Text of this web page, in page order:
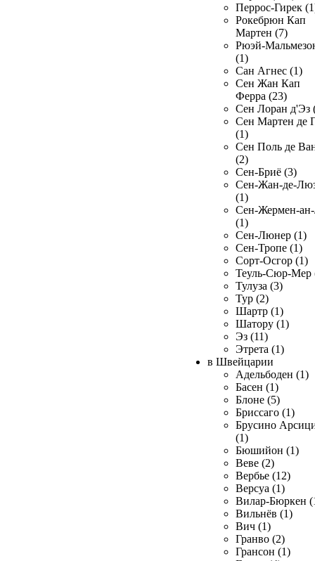
Перрос-Гирек
Рокебрюн Кап
Мартен (7)
Рюэй-
(1)
Сан Агнес (1)
Сен Жан Кап
Ферра (23)
Сен Лоран д'Эз
Сен Мартен де
(1)
Сен Поль де
(2)
Сен-Бриё (3)
Сен-Жан-де-
(1)
Сен-Жермен-
(1)
Сен-Люнер (1)
Сен-Тропе (1)
Сорт-Осгор (1)
Теуль-Сюр-Мер
Тулуза (3)
Тур (2)
Шартр (1)
Шатору (1)
Эз (11)
Этрета (1)
в Швейцарии
Адельбоден (1)
Басен (1)
Блоне (5)
Бриссаго (1)
Брусино
(1)
Бюшийон (1)
Веве (2)
Вербье (12)
Версуа (1)
Вилар-Бюркен
Вильнёв (1)
Вич (1)
Гранво (2)
Грансон (1)